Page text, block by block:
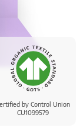
by Control Union
CU1099579